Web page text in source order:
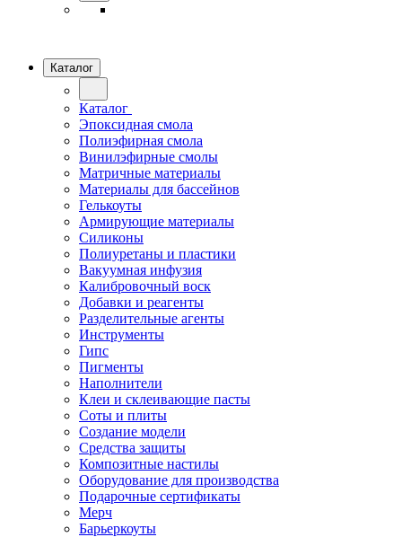
Каталог
Каталог
Эпоксидная смола
Полиэфирная смола
Винилэфирные смолы
Матричные материалы
Материалы для бассейнов
Гелькоуты
Армирующие материалы
Силиконы
Полиуретаны и пластики
Вакуумная инфузия
Калибровочный воск
Добавки и реагенты
Разделительные агенты
Инструменты
Гипс
Пигменты
Наполнители
Клеи и склеивающие пасты
Соты и плиты
Создание модели
Средства защиты
Композитные настилы
Оборудование для производства
Подарочные сертификаты
Мерч
Барьеркоуты